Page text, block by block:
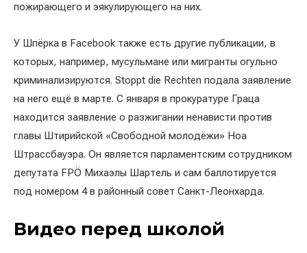
пожирающего и эякулирующего на них.
У Шпёрка в Facebook также есть другие публикации, в
которых, например, мусульмане или мигранты огульно
криминализируются. Stoppt die Rechten подала заявление
на него ещё в марте. С января в прокуратуре Граца
находится заявление о разжигании ненависти против
главы Штирийской «Свободной молодёжи» Ноа
Штрассбауэра. Он является парламентским сотрудником
депутата FPÖ Михаэлы Шартель и сам баллотируется
под номером 4 в районный совет Санкт-Леонхарда.
Видео перед школой